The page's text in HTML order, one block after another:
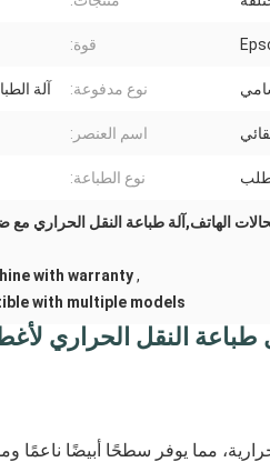
قوة:
نوع مدفوعة: آلة
اسم العنصر:
نوع الطباعة:
لحالات الهاتف,آلة طباعة النقل الحراري
,
with warranty
with multiple models
طباعة النقل الحراري
مما يوفر سطحًا أبيضًا ناعمًا